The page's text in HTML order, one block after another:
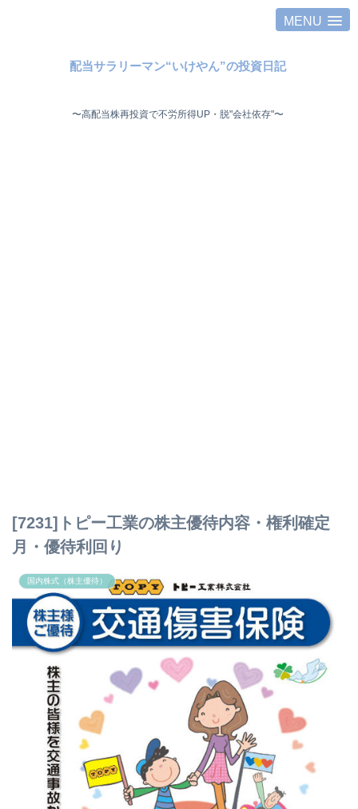
MENU
配当サラリーマン“いけやん”の投資日記 ​
〜高配当株再投資で不労所得UP・脱"会社依存"〜 ​
[7231]トピー工業の株主優待内容・権利確定
月・優待利回り
国内株式（株主優待）